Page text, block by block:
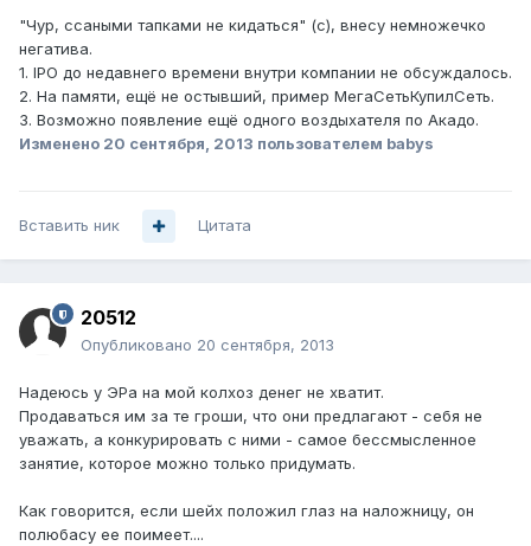
"Чур, ссаными тапками не кидаться" (с), внесу немножечко
негатива.
1. IPO до недавнего времени внутри компании не обсуждалось.
2. На памяти, ещё не остывший, пример МегаСетьКупилСеть.
3. Возможно появление ещё одного воздыхателя по Акадо.
Изменено 20 сентября, 2013 пользователем babys
Вставить ник Цитата
20512
Опубликовано 20 сентября, 2013
Надеюсь у ЭРа на мой колхоз денег не хватит.
Продаваться им за те гроши, что они предлагают - себя не
уважать, а конкурировать с ними - самое бессмысленное
занятие, которое можно только придумать.
Как говорится, если шейх положил глаз на наложницу, он
полюбасу ее поимеет....